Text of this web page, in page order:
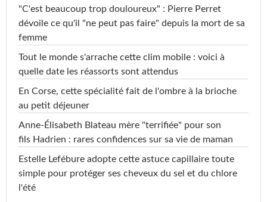
"C'est beaucoup trop douloureux" : Pierre Perret
dévoile ce qu'il "ne peut pas faire" depuis la mort de sa
femme
Tout le monde s'arrache cette clim mobile : voici à
quelle date les réassorts sont attendus
En Corse, cette spécialité fait de l'ombre à la brioche
au petit déjeuner
Anne-Élisabeth Blateau mère "terrifiée" pour son
fils Hadrien : rares confidences sur sa vie de maman
Estelle Lefébure adopte cette astuce capillaire toute
simple pour protéger ses cheveux du sel et du chlore
l'été